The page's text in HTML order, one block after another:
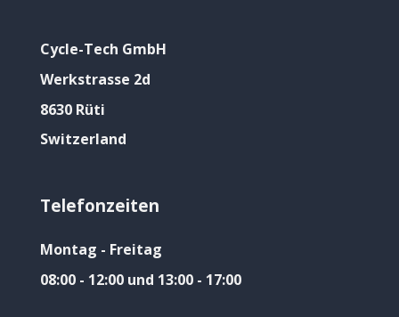
Cycle-Tech GmbH
Werkstrasse 2d
8630 Rüti
Switzerland
Telefonzeiten
Montag - Freitag
08:00 - 12:00 und 13:00 - 17:00